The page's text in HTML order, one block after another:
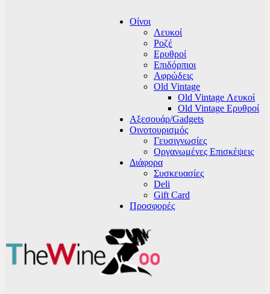
Οίνοι
Λευκοί
Ροζέ
Ερυθροί
Επιδόρπιοι
Αφρώδεις
Old Vintage
Old Vintage Λευκοί
Old Vintage Ερυθροί
Αξεσουάρ/Gadgets
Οινοτουρισμός
Γευσιγνωσίες
Οργανωμένες Επισκέψεις
Διάφορα
Συσκευασίες
Deli
Gift Card
Προσφορές